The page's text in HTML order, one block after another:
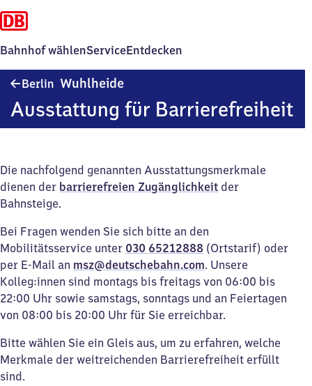
Bahnhof wählenServiceEntdecken
Berlin Wuhlheide
Ausstattung für Barrierefreiheit
Die nachfolgend genannten Ausstattungsmerkmale
dienen der barrierefreien Zugänglichkeit der
Bahnsteige.
Bei Fragen wenden Sie sich bitte an den
Mobilitätsservice unter 030 65212888 (Ortstarif) oder
per E-Mail an msz@deutschebahn.com. Unsere
Kolleg:innen sind montags bis freitags von 06:00 bis
22:00 Uhr sowie samstags, sonntags und an Feiertagen
von 08:00 bis 20:00 Uhr für Sie erreichbar.
Bitte wählen Sie ein Gleis aus, um zu erfahren, welche
Merkmale der weitreichenden Barrierefreiheit erfüllt
sind.